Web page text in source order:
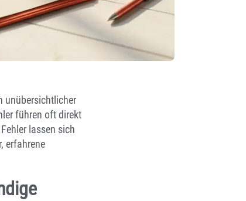
unübersichtlicher
führen oft direkt
lassen sich
erfahrene